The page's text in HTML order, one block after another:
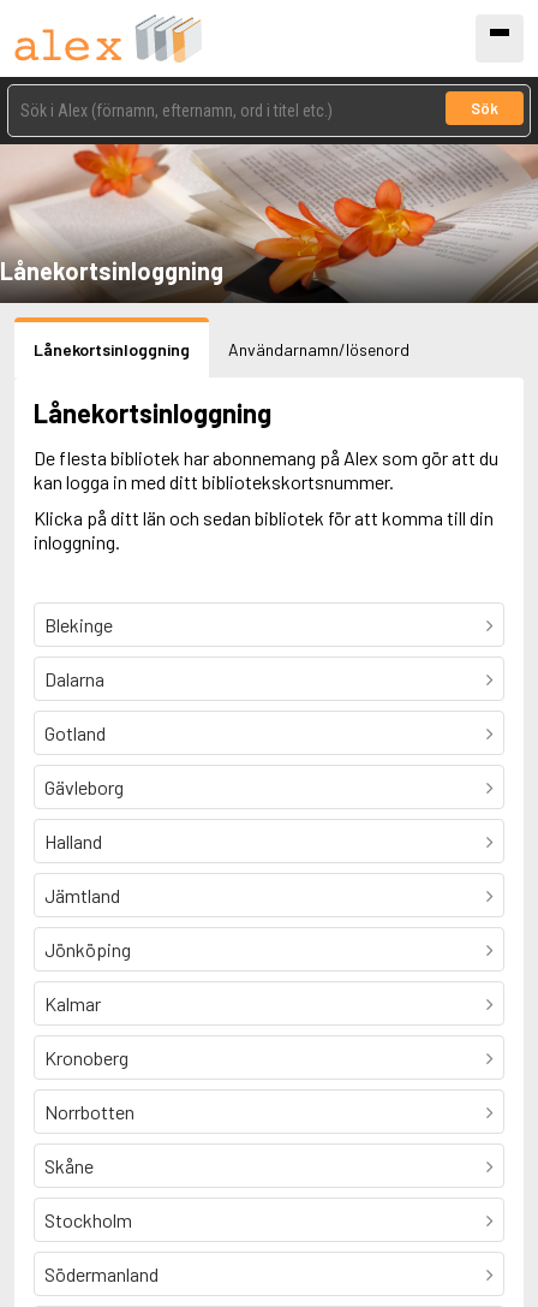
Sök
Lånekortsinloggning
Lånekortsinloggning Användarnamn/lösenord
Lånekortsinloggning
De flesta bibliotek har abonnemang på Alex som gör att du
kan logga in med ditt bibliotekskortsnummer.
Klicka på ditt län och sedan bibliotek för att komma till din
inloggning.
Blekinge
Dalarna
Gotland
Gävleborg
Halland
Jämtland
Jönköping
Kalmar
Kronoberg
Norrbotten
Skåne
Stockholm
Södermanland